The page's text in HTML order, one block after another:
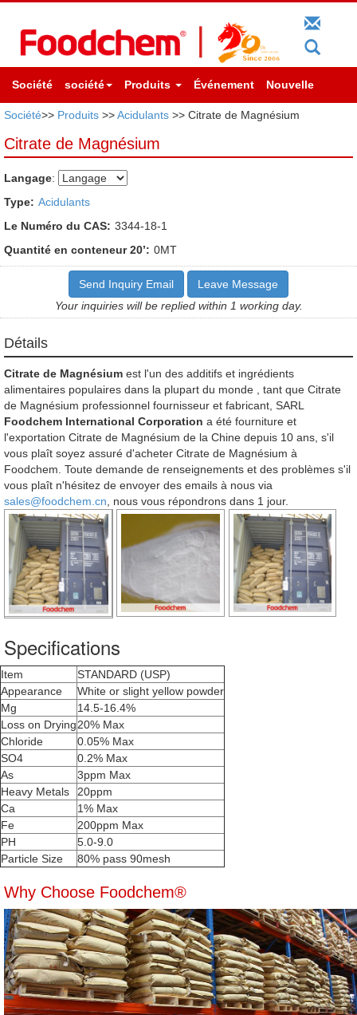
Société société Produits Événement Nouvelle
Société>> Produits >>Acidulants >> Citrate de Magnésium
Citrate de Magnésium
Langage:
Type: Acidulants
Le Numéro du CAS: 3344-18-1
Quantité en conteneur 20’: 0MT
Send Inquiry Email
Leave Message
Your inquiries will be replied within 1 working day.
Détails
Citrate de Magnésium est l'un des additifs et ingrédients
alimentaires populaires dans la plupart du monde , tant que Citrate
de Magnésium professionnel fournisseur et fabricant, SARL
Foodchem International Corporation a été fourniture et
l'exportation Citrate de Magnésium de la Chine depuis 10 ans, s'il
vous plaît soyez assuré d'acheter Citrate de Magnésium à
Foodchem. Toute demande de renseignements et des problèmes s'il
vous plaît n'hésitez de envoyer des emails à nous via
sales@foodchem.cn , nous vous répondrons dans 1 jour.
Specifications
Item
STANDARD (USP)
Appearance
White or slight yellow powder
Mg
14.5-16.4%
Loss on Drying20% Max
Chloride
0.05% Max
SO4
0.2% Max
As
3ppm Max
Heavy Metals
20ppm
Ca
1% Max
Fe
200ppm Max
PH
5.0-9.0
Particle Size
80% pass 90mesh
Why Choose Foodchem®